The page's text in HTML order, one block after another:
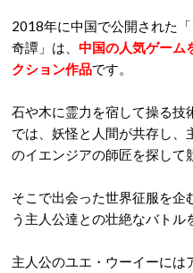
2018年に中国で公開された
奇譚」は、 中国の人気ゲーム
クション作品です。
石や木に霊力を宿して操る技
では、妖怪と人間が共存し、
のイエンジアの師匠を探して
そこで出会った世界征服を企
う主人公達との壮絶なバトル
主人公のユエ・ウーイーには